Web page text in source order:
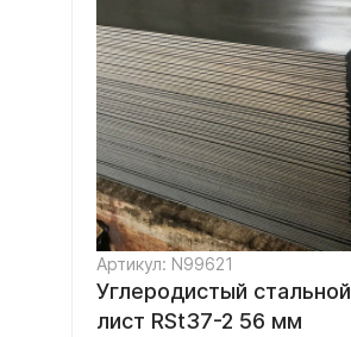
Артикул: N99621
Углеродистый стальной
лист RSt37-2 56 мм